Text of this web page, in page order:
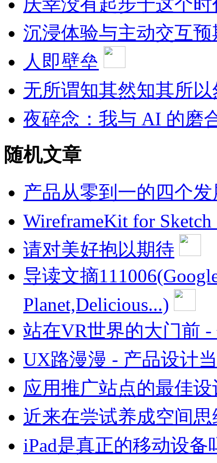
沉浸体验与主动交互预
人即壁垒
无所谓知其然知其所以
夜碎念：我与 AI 的磨
随机文章
产品从零到一的四个
WireframeKit for
请对美好抱以期待
导读文摘
Planet,Delicious...)
站在VR世界的大门前
UX路漫漫 - 产品设计
应用推广站点的最佳
近来在尝试养成空间
iPad是真正的移动设备